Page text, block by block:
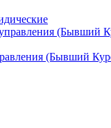
(Бывший